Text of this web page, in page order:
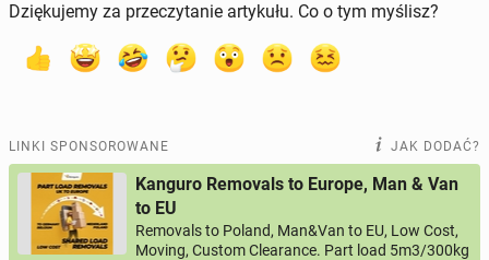
Dziękujemy za przeczytanie artykułu. Co o tym myślisz?
LINKI SPONSOROWANE JAK DODAĆ?
Kanguro Removals to Europe, Man & Van
to EU
Removals to Poland, Man&Van to EU, Low Cost,
Moving, Custom Clearance. Part load 5m3/300kg